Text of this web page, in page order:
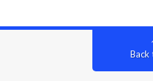
Back